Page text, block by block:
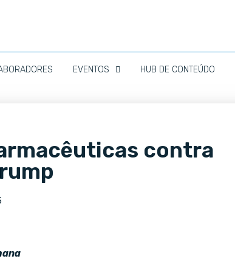
EVENTOS HUB DE CONTEÚDO
contra